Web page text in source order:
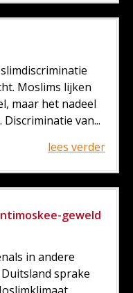
Moslims lijken
maar het nadeel
van...
lees verder
geweld
in andere
sprake